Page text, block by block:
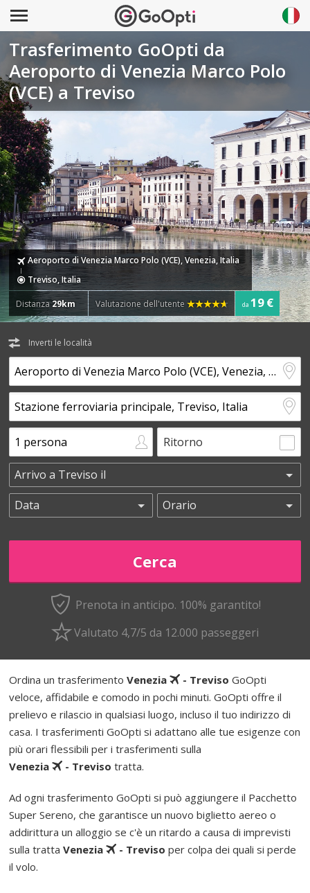
Trasferimento GoOpti da
Aeroporto di Venezia Marco Polo
(VCE) a Treviso
Aeroporto di Venezia Marco Polo (VCE), Venezia, Italia
Treviso, Italia
Distanza29km Valutazione dell'utente da 19 €
Inverti le località
Ritorno
Prenota in anticipo. 100% garantito!
Valutato 4,7/5 da 12.000 passeggeri
Ordina un trasferimentoVenezia - Treviso GoOpti
veloce, affidabile e comodo in pochi minuti. GoOpti offre il
prelievo e rilascio in qualsiasi luogo, incluso il tuo indirizzo di
casa. I trasferimenti GoOpti si adattano alle tue esigenze con
più orari flessibili per i trasferimenti sulla
Venezia
- Treviso tratta.
Ad ogni trasferimento GoOpti si può aggiungere il Pacchetto
Super Sereno, che garantisce un nuovo biglietto aereo o
addirittura un alloggio se c'è un ritardo a causa di imprevisti
sulla trattaVenezia - Treviso per colpa dei quali si perde
il volo.